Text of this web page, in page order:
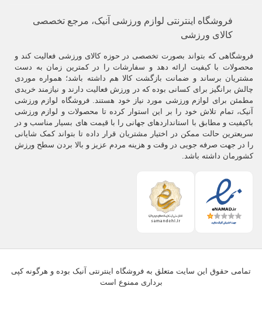
فروشگاه اینترنتی لوازم ورزشی آنیک، مرجع تخصصی
کالای ورزشی
فروشگاهی که بتواند بصورت تخصصی در حوزه کالای ورزشی فعالیت کند و
محصولات با کیفیت ارائه دهد و سفارشات را در کمترین زمان به دست
مشتریان برساند و ضمانت بازگشت کالا هم داشته باشد؛ همواره موردی
چالش برانگیز برای کسانی بوده که در ورزش فعالیت دارند و نیازمند خریدی
مطمئن برای لوازم ورزشی مورد نیاز خود هستند. فروشگاه لوازم ورزشی
آنیک، تمام تلاش خود را بر این استوار کرده تا محصولات و لوازم ورزشی
باکیفیت و مطابق با استانداردهای جهانی را با قیمت های بسیار مناسب و در
سریعترین حالت ممکن در اختیار مشتریان قرار داده تا بتواند کمک شایانی
را در جهت صرفه جویی در وقت و هزینه مردم عزیز و بالا بردن سطح ورزش
کشورمان داشته باشد.
تمامی حقوق این سایت متعلق به فروشگاه اینترنتی آنیک بوده و هرگونه کپی
برداری ممنوع است